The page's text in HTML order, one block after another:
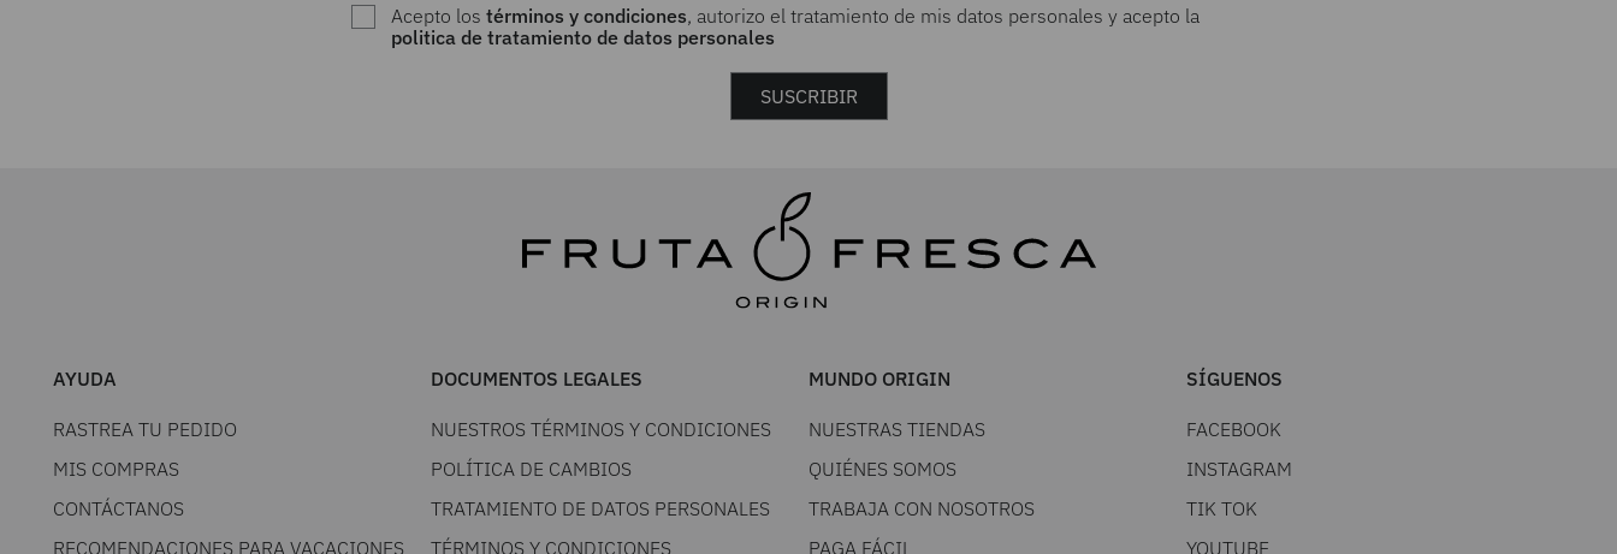
Acepto lostérminos y condiciones, autorizo el tratamiento de mis datos personales y acepto la
politica de tratamiento de datos personales
SUSCRIBIR
AYUDA
RASTREA TU PEDIDO
MIS COMPRAS
CONTÁCTANOS
RECOMENDACIONES PARA VACACIONES
DOCUMENTOS LEGALES
NUESTROS TÉRMINOS Y CONDICIONES
POLÍTICA DE CAMBIOS
TRATAMIENTO DE DATOS PERSONALES
TÉRMINOS Y CONDICIONES
MUNDO ORIGIN
NUESTRAS TIENDAS
QUIÉNES SOMOS
TRABAJA CON NOSOTROS
PAGA FÁCIL
SÍGUENOS
FACEBOOK
INSTAGRAM
TIK TOK
YOUTUBE